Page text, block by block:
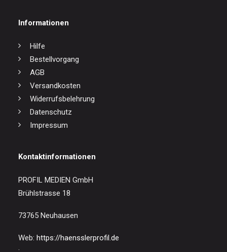
Informationen
Hilfe
Bestellvorgang
AGB
Versandkosten
Widerrufsbelehrung
Datenschutz
Impressum
Kontaktinformationen
PROFIL MEDIEN GmbH
Brühlstrasse 18
73765 Neuhausen
Web: https://haensslerprofil.de